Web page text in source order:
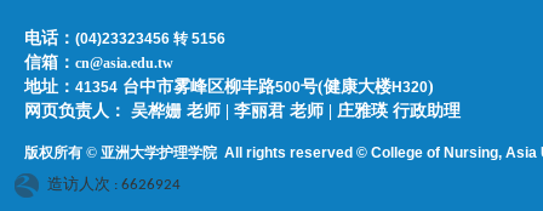
电话：(04)23323456 转 5156
信箱：cn@asia.edu.tw
地址：41354 台中市雾峰区柳丰路500号(健康大楼H320)
网页负责人：​​​ ​吴桦姗 老师 | 李丽君 老师 | 庄雅瑛 行政助理
版权所有 © 亚洲大学护理学院All rights reserved © College of Nursing, Asia
造访人次 : 6626924